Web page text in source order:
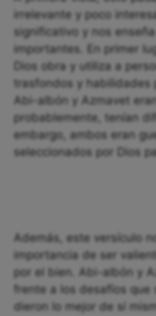
irrelevante y poco
significativo y nos
importantes. En primer
Dios obra y utiliza a
trasfondos y habilidades
Abi-albón y Azmavet
probablemente, tenían
embargo, ambos eran
seleccionados por Dios
Además, este versículo
importancia de ser
por el bien. Abi-albón y
frente a los desafíos que
dieron lo mejor de sí